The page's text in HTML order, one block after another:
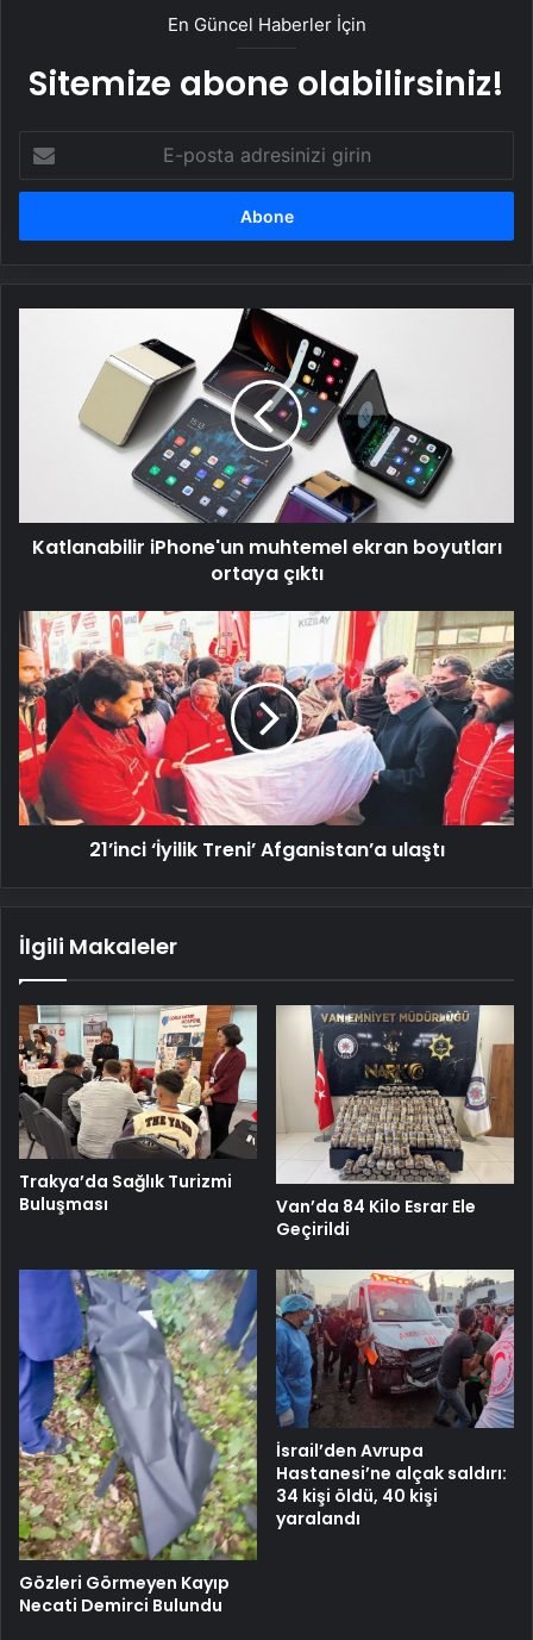
En Güncel Haberler İçin
Sitemize abone olabilirsiniz!
posta
adresinizi
boyutları
Katlanabilir iPhone'un muhtemel ekran boyutları
ortaya çıktı
21’inci
‘İyilik
Treni’
Afganistan’a
ulaştı
21’inci ‘İyilik Treni’ Afganistan’a ulaştı
İlgili Makaleler
Trakya’da Sağlık Turizmi
Buluşması
Van’da 84 Kilo Esrar Ele
Geçirildi
Gözleri Görmeyen Kayıp
Necati Demirci Bulundu
İsrail’den Avrupa
Hastanesi’ne alçak saldırı:
34 kişi öldü, 40 kişi
yaralandı